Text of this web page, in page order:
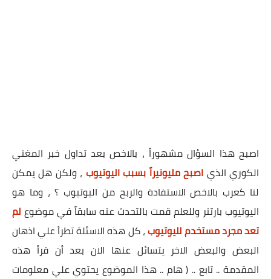
اصبح هذا السؤال مشهوراً ، بالاخص بعد تداول خبر المغني
الكوري الذي اصبح مليونيراً بسبب اليوتيوب ، ولكن هل يمكن
لنا كعرب بالاخص الاستفادة والربح من اليوتيوب ؟ ، وما هو
اليوتيوب بارتنر وللعلم قمت بالتحدث عنه سابقاً في موضوع لم
تعد مجرد مستخدم لليوتيوب، كل هذه الاسئلة تطرأ علي اذهان
البعض والبعض الاخر يتسائل عنها الان بعد أن قرأ هذه
المقدمة .. تابع .. ( هام .. هذا الموضوع يحتوي علي معلومات